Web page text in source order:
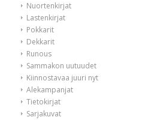
Nuortenkirjat
Lastenkirjat
Pokkarit
Dekkarit
Runous
Sammakon uutuudet
Kiinnostavaa juuri nyt
Alekampanjat
Tietokirjat
Sarjakuvat